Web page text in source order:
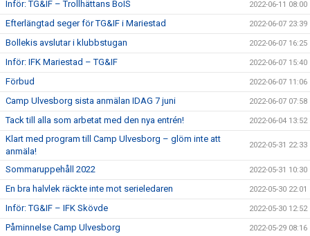
Inför: TG&IF – Trollhättans BoIS 2022-06-11 08:00
Efterlängtad seger för TG&IF i Mariestad 2022-06-07 23:39
Bollekis avslutar i klubbstugan 2022-06-07 16:25
Inför: IFK Mariestad – TG&IF 2022-06-07 15:40
Förbud 2022-06-07 11:06
Camp Ulvesborg sista anmälan IDAG 7 juni 2022-06-07 07:58
Tack till alla som arbetat med den nya entrén! 2022-06-04 13:52
Klart med program till Camp Ulvesborg – glöm inte att
anmäla!
2022-05-31 22:33
Sommaruppehåll 2022 2022-05-31 10:30
En bra halvlek räckte inte mot serieledaren 2022-05-30 22:01
Inför: TG&IF – IFK Skövde 2022-05-30 12:52
Påminnelse Camp Ulvesborg 2022-05-29 08:16